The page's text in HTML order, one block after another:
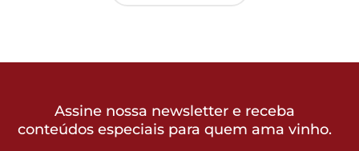
Assine nossa newsletter e receba
conteúdos especiais para quem ama vinho.